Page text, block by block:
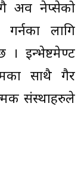
अव नेप्सेको
गर्नका लागि
। इन्भेष्टमेण्ट
साथै गैर
संस्थाहरुले